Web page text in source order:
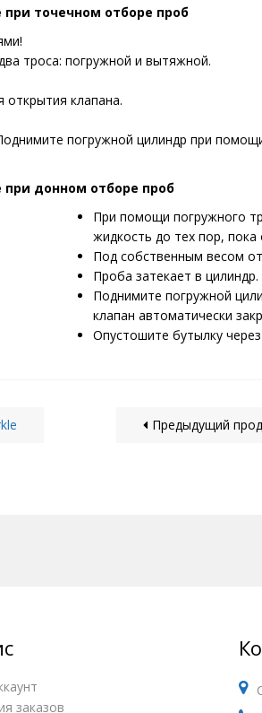
точечном отборе проб
троса: погружной и вытяжной.
клапана.
погружной цилиндр при
донном отборе проб
При помощи погружного
жидкость до тех пор, пока
Под собственным весом
Проба затекает в цилиндр.
Поднимите погружной
клапан автоматически
Опустошите бутылку
Предыдущий
заказов